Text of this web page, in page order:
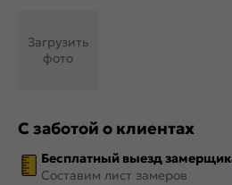
Загрузить
фото
С заботой о клиентах
Бесплатный выезд
Составим лист замеров